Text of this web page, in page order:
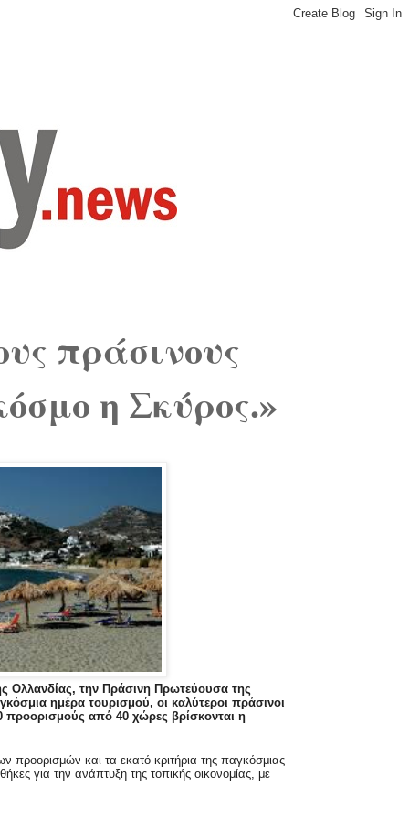
πράσινους
η Σκύρος.»
Ολλανδίας, την Πράσινη Πρωτεύουσα της
ημέρα τουρισμού, οι καλύτεροι πράσινοι
προορισμούς από 40 χώρες βρίσκονται η
προορισμών και τα εκατό κριτήρια της παγκόσμιας
για την ανάπτυξη της τοπικής οικονομίας, με